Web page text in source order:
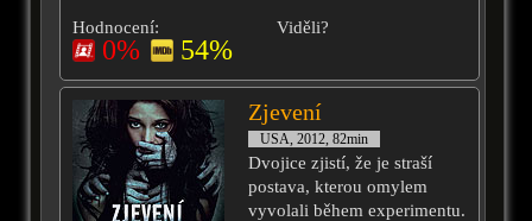
Hodnocení:
0% 54%
Viděli?
Zjevení
USA, 2012, 82min
Dvojice zjistí, že je straší
postava, kterou omylem
vyvolali během experimentu.